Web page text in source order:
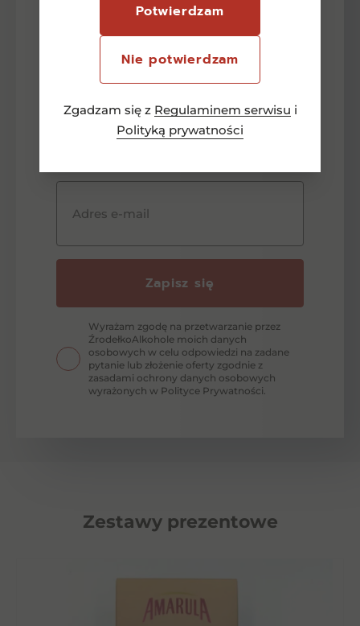
Potwierdzam
Nie potwierdzam
Zgadzam się z Regulaminem serwisu i
Polityką prywatności
-15 zł
Zapisz się aby otrzymać
Adres e-mail
Zapisz się
Wyrażam zgodę na przetwarzanie przez
ŹrodełkoAlkohole moich danych
osobowych w celu odpowiedzi na zadane
pytanie lub złożenie oferty zgodnie z
zasadami ochrony danych osobowych
wyrażonych w Polityce Prywatności.
Zestawy prezentowe